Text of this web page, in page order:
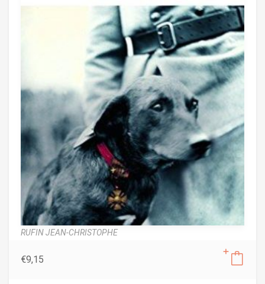
RUFIN JEAN-CHRISTOPHE
€9,15